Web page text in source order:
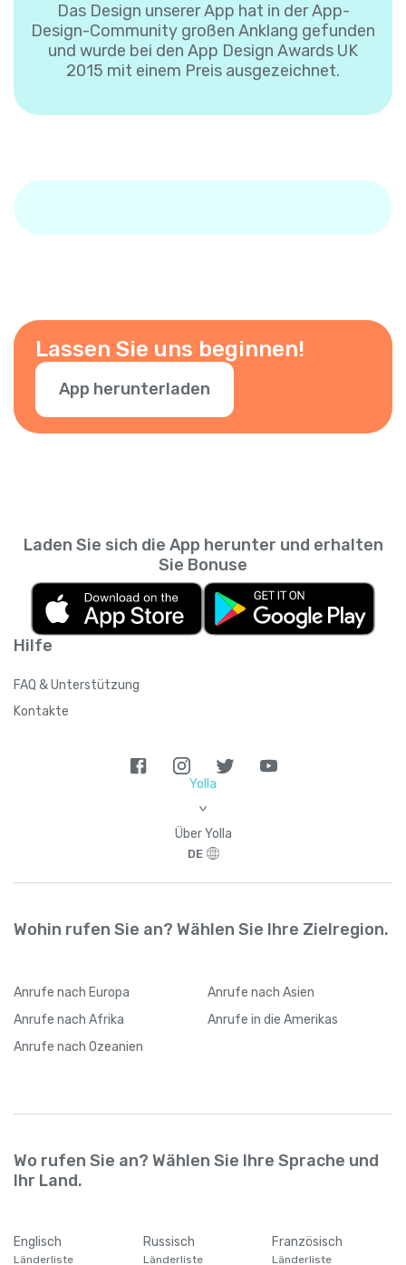
Das Design unserer App hat in der App-
Design-Community großen Anklang gefunden
und wurde bei den App Design Awards UK
2015 mit einem Preis ausgezeichnet.
Lassen Sie uns beginnen!
App herunterladen
Hilfe
FAQ & Unterstützung
Kontakte
Laden Sie sich die App herunter und erhalten
Sie Bonuse
Yolla
>
Über Yolla
DE
Wohin rufen Sie an? Wählen Sie Ihre Zielregion.
Anrufe nach Europa Anrufe nach Asien
Anrufe nach Afrika Anrufe in die Amerikas
Anrufe nach Ozeanien
Wo rufen Sie an? Wählen Sie Ihre Sprache und
Ihr Land.
Englisch
Länderliste
Russisch
Länderliste
Französisch
Länderliste